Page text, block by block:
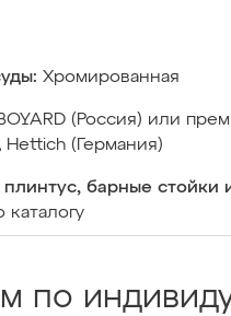
Хромированная
(Россия) или
Hettich (Германия)
барные стойки
каталогу
по